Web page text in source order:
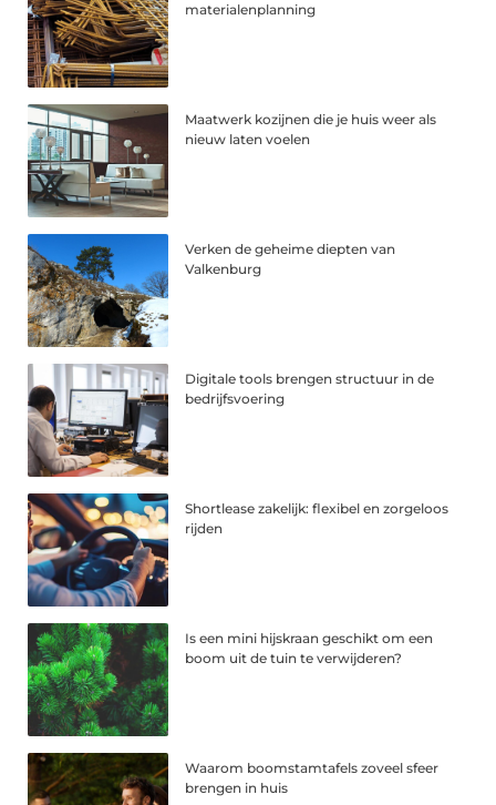
materialenplanning
Maatwerk kozijnen die je huis weer als
nieuw laten voelen
Verken de geheime diepten van
Valkenburg
Digitale tools brengen structuur in de
bedrijfsvoering
Shortlease zakelijk: flexibel en zorgeloos
rijden
Is een mini hijskraan geschikt om een
boom uit de tuin te verwijderen?
Waarom boomstamtafels zoveel sfeer
brengen in huis